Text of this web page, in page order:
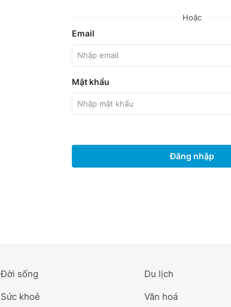
Hoặc
Email
Mật khẩu
Đăng nhập
Đời sống
Sức khoẻ
Du lịch
Văn hoá